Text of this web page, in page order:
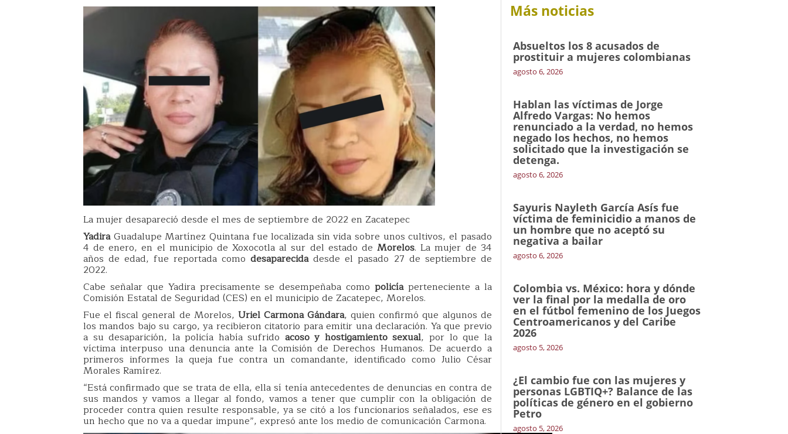
La mujer desapareció desde el mes de septiembre de 2022 en Zacatepec
YadiraGuadalupe Martínez Quintana fue localizada sin vida sobre unos cultivos, el pasado
4 de enero, en el municipio de Xoxocotla al sur del estado deMorelos. La mujer de 34
años de edad, fue reportada comodesaparecidadesde el pasado 27 de septiembre de
2022.
Cabe señalar que Yadira precisamente se desempeñaba comopolicíaperteneciente a la
Comisión Estatal de Seguridad (CES) en el municipio de Zacatepec, Morelos.
Fue el fiscal general de Morelos, Uriel Carmona Gándara, quien confirmó que algunos de
los mandos bajo su cargo, ya recibieron citatorio para emitir una declaración. Ya que previo
a su desaparición, la policía había sufrido acoso y hostigamiento sexual, por lo que la
víctima interpuso una denuncia ante la Comisión de Derechos Humanos. De acuerdo a
primeros informes la queja fue contra un comandante, identificado como Julio César
Morales Ramírez.
“Está confirmado que se trata de ella, ella sí tenía antecedentes de denuncias en contra de
sus mandos y vamos a llegar al fondo, vamos a tener que cumplir con la obligación de
proceder contra quien resulte responsable, ya se citó a los funcionarios señalados, ese es
un hecho que no va a quedar impune”, expresó ante los medio de comunicación Carmona.
Más noticias
Absueltos los 8 acusados de
prostituir a mujeres colombianas
agosto 6, 2026
Hablan las víctimas de Jorge
Alfredo Vargas: No hemos
renunciado a la verdad, no hemos
negado los hechos, no hemos
solicitado que la investigación se
detenga.
agosto 6, 2026
Sayuris Nayleth García Asís fue
víctima de feminicidio a manos de
un hombre que no aceptó su
negativa a bailar
agosto 6, 2026
Colombia vs. México: hora y dónde
ver la final por la medalla de oro
en el fútbol femenino de los Juegos
Centroamericanos y del Caribe
2026
agosto 5, 2026
¿El cambio fue con las mujeres y
personas LGBTIQ+? Balance de las
políticas de género en el gobierno
Petro
agosto 5, 2026